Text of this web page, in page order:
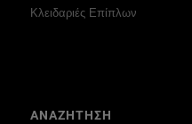
Κλειδαριές Επίπλων
ΑΝΑΖΗΤΗΣΗ